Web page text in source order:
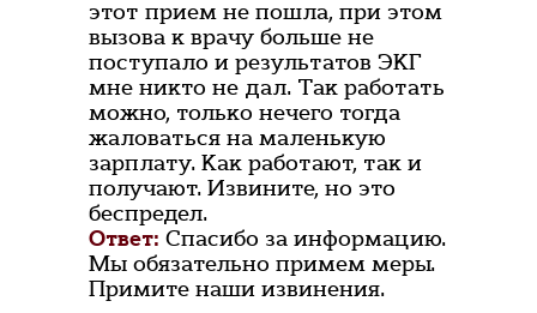
этот прием не пошла, при этом
вызова к врачу больше не
поступало и результатов ЭКГ
мне никто не дал. Так работать
можно, только нечего тогда
жаловаться на маленькую
зарплату. Как работают, так и
получают. Извините, но это
беспредел.
Ответ: Спасибо за информацию.
Мы обязательно примем меры.
Примите наши извинения.